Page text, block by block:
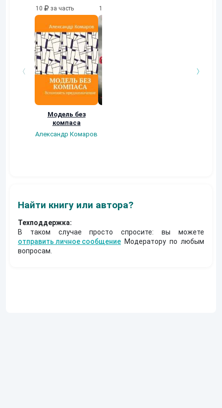
10 за часть
Модель без
компаса
Александр Комаров
10
Найти книгу или автора?
Техподдержка:
В таком случае просто спросите: вы можете
отправить личное сообщение Модератору по любым
вопросам.